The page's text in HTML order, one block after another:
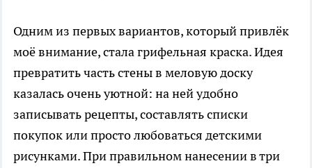
Одним из первых вариантов, который привлёк
моё внимание, стала грифельная краска. Идея
превратить часть стены в меловую доску
казалась очень уютной: на ней удобно
записывать рецепты, составлять списки
покупок или просто любоваться детскими
рисунками. При правильном нанесении в три